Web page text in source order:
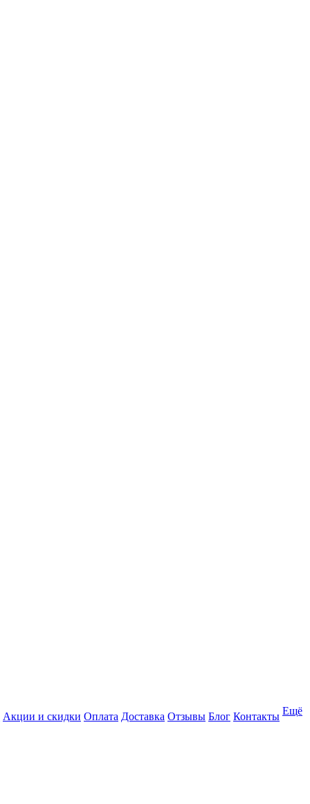
Акции и скидки Оплата Доставка Отзывы Блог Контакты Ещё